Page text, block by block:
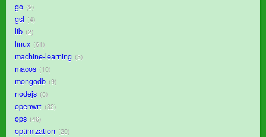
go 9
gsl 4
lib 2
linux 61
machine-learning 3
macos 10
mongodb 9
nodejs 8
openwrt 32
ops 46
optimization 20